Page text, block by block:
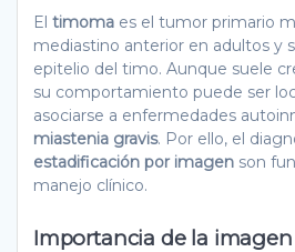
El timoma es el tumor primario
mediastino anterior en adultos y
epitelio del timo. Aunque suele
su comportamiento puede ser
asociarse a enfermedades
miastenia gravis. Por ello, el
estadificación por imagen son
manejo clínico.
Importancia de la